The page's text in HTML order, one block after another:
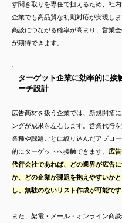
す聞き取りを専任で担えるため、社
企業でも高品質な初期対応が実現しま
商談につながる確率が高まり、営業
が期待できます。
ターゲット企業に効率的に接
ーチ設計
広告商材を扱う企業では、新規開拓
ングが成果を左右します。営業代行を
業種や課題ごとに絞り込んだアプロ
的にターゲットへ接触できます。 広
代行会社であれば、どの業界が広告
か、どの企業が課題を抱えやすいか
し、無駄のないリスト作成が可能です
また、架電・メール・オンライン商